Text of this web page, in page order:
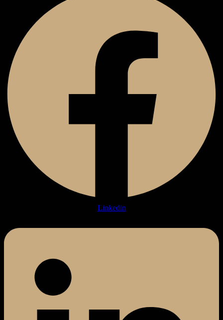
Linkedin